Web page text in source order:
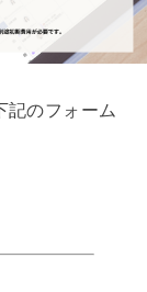
のフォーム